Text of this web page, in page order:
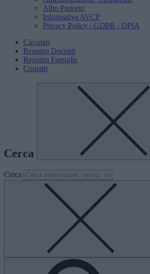
Albo Pretorio
Informativa AVCP
Privacy Policy - GDPR - DPIA
Circolari
Registro Docenti
Registro Famiglie
Contatti
Cerca
Cerca